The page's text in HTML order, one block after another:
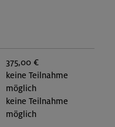
375,00 €
keine Teilnahme
möglich
keine Teilnahme
möglich